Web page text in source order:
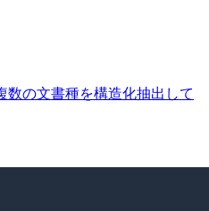
の文書種を構造化抽出して